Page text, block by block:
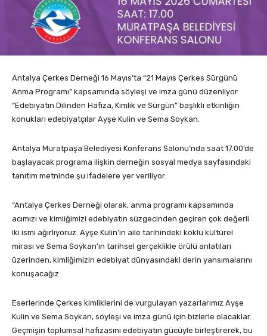
Antalya Çerkes Derneği 16 Mayıs’ta “21 Mayıs Çerkes Sürgünü
Anma Programı” kapsamında söyleşi ve imza günü düzenliyor.
“Edebiyatın Dilinden Hafıza, Kimlik ve Sürgün” başlıklı etkinliğin
konukları edebiyatçılar Ayşe Kulin ve Sema Soykan.
Antalya Muratpaşa Belediyesi Konferans Salonu’nda saat 17.00’de
başlayacak programa ilişkin derneğin sosyal medya sayfasındaki
tanıtım metninde şu ifadelere yer veriliyor:
“Antalya Çerkes Derneği olarak, anma programı kapsamında
acımızı ve kimliğimizi edebiyatın süzgecinden geçiren çok değerli
iki ismi ağırlıyoruz. Ayşe Kulin’in aile tarihindeki köklü kültürel
mirası ve Sema Soykan’ın tarihsel gerçeklikle örülü anlatıları
üzerinden, kimliğimizin edebiyat dünyasındaki derin yansımalarını
konuşacağız.
Eserlerinde Çerkes kimliklerini de vurgulayan yazarlarımız Ayşe
Kulin ve Sema Soykan, söyleşi ve imza günü için bizlerle olacaklar.
Geçmişin toplumsal hafızasını edebiyatın gücüyle birleştirerek, bu